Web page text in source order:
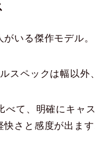
いる傑作モデル。
スペックは幅以外
べて、明確にキャ
快さと感度が出ます